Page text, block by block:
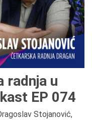
radnja u
EP 074
Stojanović,